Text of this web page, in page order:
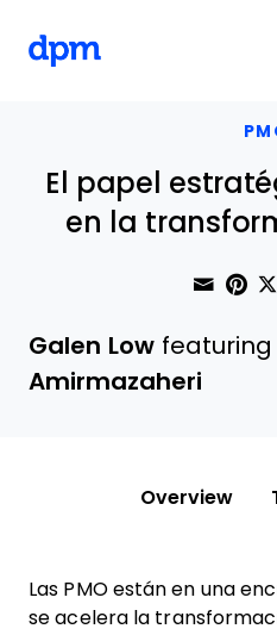
El papel
en la
Galen Low featuring
Amirmazaheri
Overview
Las PMO están en una
se acelera la